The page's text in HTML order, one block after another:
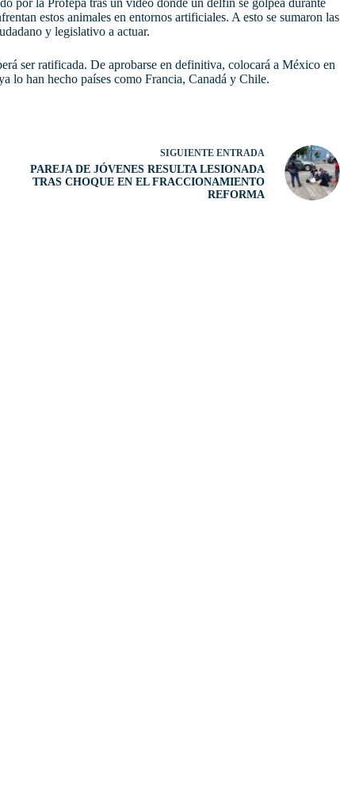
estos animales en entornos artificiales. A esto se sumaron las
y legislativo a actuar.
ser ratificada. De aprobarse en definitiva, colocará a México en
lo han hecho países como Francia, Canadá y Chile.
SIGUIENTEENTRADA
PAREJA DE JÓVENES RESULTA LESIONADA
TRAS CHOQUE EN EL FRACCIONAMIENTO
REFORMA